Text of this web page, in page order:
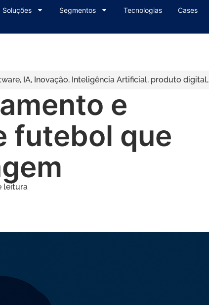
Soluções Segmentos Tecnologias Cases
, IA, Inovação, Inteligência Artificial, produto digital,
e
futebol que
leitura